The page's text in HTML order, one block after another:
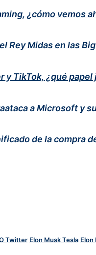
¿cómo vemos
Rey Midas en las
y TikTok, ¿qué
a Microsoft y
de la compra
Twitter Elon Musk Tesla Elon